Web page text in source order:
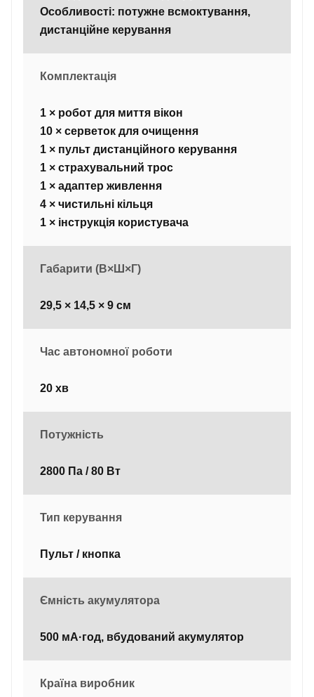
Особливості: потужне всмоктування,
дистанційне керування
Комплектація
1 × робот для миття вікон
10 × серветок для очищення
1 × пульт дистанційного керування
1 × страхувальний трос
1 × адаптер живлення
4 × чистильні кільця
1 × інструкція користувача
Габарити (В×Ш×Г)
29,5 × 14,5 × 9 см
Час автономної роботи
20 хв
Потужність
2800 Па / 80 Вт
Тип керування
Пульт / кнопка
Ємність акумулятора
500 мА·год, вбудований акумулятор
Країна виробник